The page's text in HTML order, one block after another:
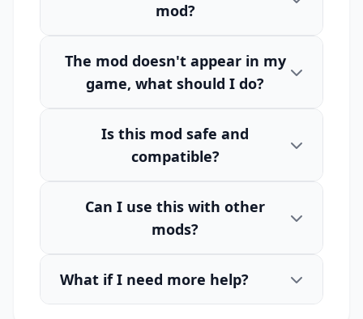
mod?
The mod doesn't appear in my
game, what should I do?
Is this mod safe and
compatible?
Can I use this with other
mods?
What if I need more help?